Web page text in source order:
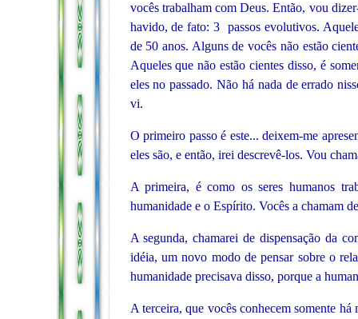
vocês trabalham com Deus. Então, vou
havido, de fato: 3 passos evolutivos.
de 50 anos. Alguns de vocês não estão
Aqueles que não estão cientes disso, é
eles no passado. Não há nada de errado
vi.
O primeiro passo é este... deixem-me
eles são, e então, irei descrevê-los. Vou
A primeira, é como os seres humanos
humanidade e o Espírito. Vocês a chamam
A segunda, chamarei de dispensação da
idéia, um novo modo de pensar sobre o
humanidade precisava disso, porque a
A terceira, que vocês conhecem somente